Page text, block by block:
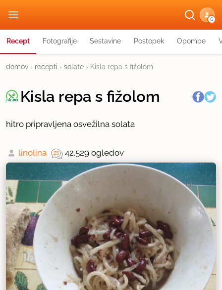
G
Recept Fotografije Sestavine Postopek Opombe
domov › recepti › solate › Kisla repa s fižolom
Kisla repa s fižolom
hitro pripravljena osvežilna solata
linolina 42.529 ogledov